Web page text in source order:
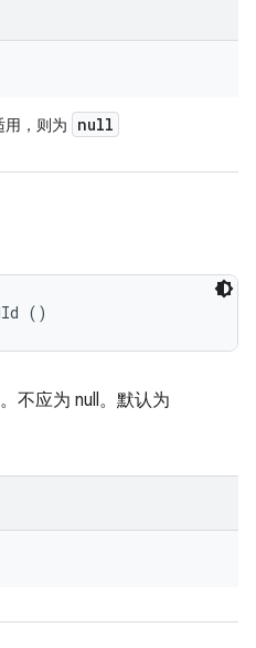
，则为 null
()
不应为 null。默认为